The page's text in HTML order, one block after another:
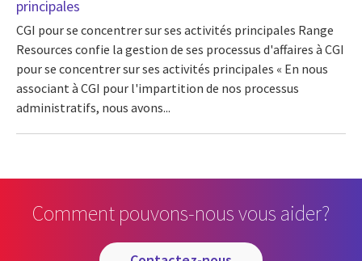
principales
CGI pour se concentrer sur ses activités principales Range
Resources confie la gestion de ses processus d'affaires à CGI
pour se concentrer sur ses activités principales « En nous
associant à CGI pour l'impartition de nos processus
administratifs, nous avons...
Comment pouvons-nous vous aider?